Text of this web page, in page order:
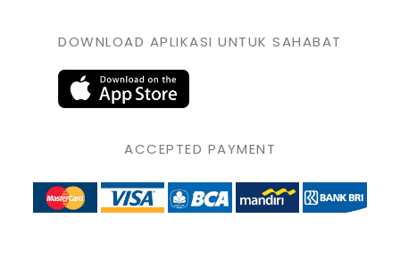
DOWNLOAD APLIKASI UNTUK SAHABAT
ACCEPTED PAYMENT